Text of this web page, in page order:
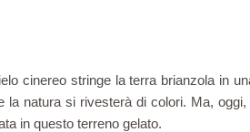
cinereo stringe la terra brianzola in
la natura si rivesterà di colori. Ma,
in questo terreno gelato.